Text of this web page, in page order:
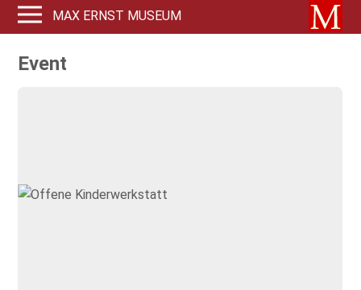
MAX ERNST MUSEUM
Event